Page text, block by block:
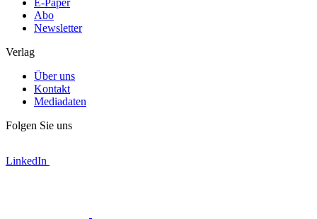
Abo
Newsletter
Verlag
Über uns
Kontakt
Mediadaten
Folgen Sie uns
LinkedIn